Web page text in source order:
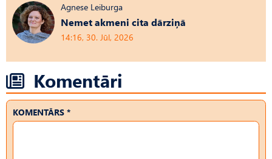
Agnese Leiburga
Nemet akmeni cita dārziņā
14:16, 30. Jūl, 2026
Komentāri
KOMENTĀRS *